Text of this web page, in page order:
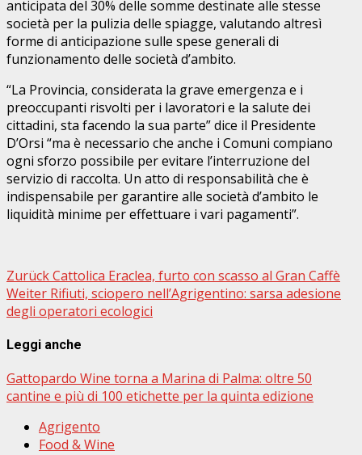
anticipata del 30% delle somme destinate alle stesse
società per la pulizia delle spiagge, valutando altresì
forme di anticipazione sulle spese generali di
funzionamento delle società d’ambito.
“La Provincia, considerata la grave emergenza e i
preoccupanti risvolti per i lavoratori e la salute dei
cittadini, sta facendo la sua parte” dice il Presidente
D’Orsi “ma è necessario che anche i Comuni compiano
ogni sforzo possibile per evitare l’interruzione del
servizio di raccolta. Un atto di responsabilità che è
indispensabile per garantire alle società d’ambito le
liquidità minime per effettuare i vari pagamenti”.
Beitragsnavigation
ZurückCattolica Eraclea, furto con scasso al Gran Caffè
Weiter Rifiuti, sciopero nell’Agrigentino: sarsa adesione
degli operatori ecologici
Leggi anche
Gattopardo Wine torna a Marina di Palma: oltre 50
cantine e più di 100 etichette per la quinta edizione
Agrigento
Food & Wine